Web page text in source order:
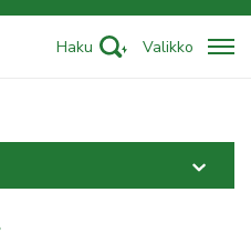
Haku Valikko